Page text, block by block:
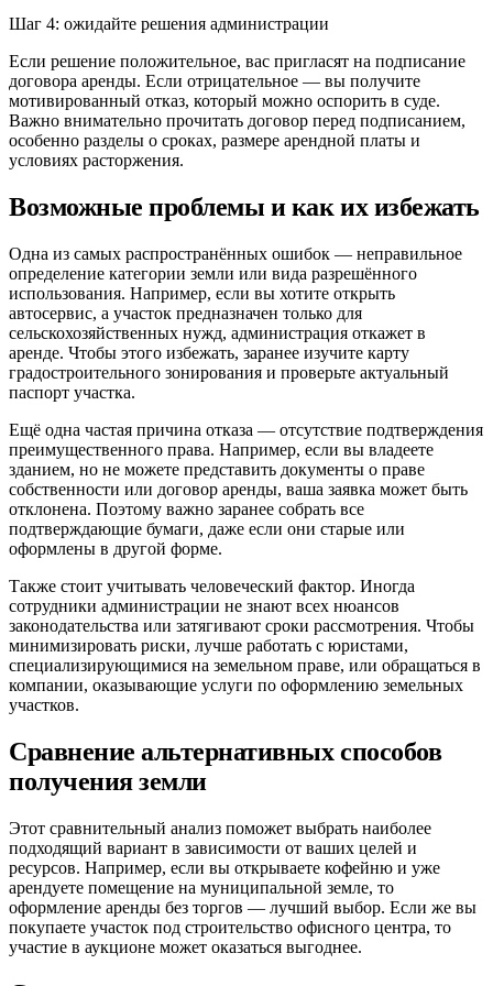
Шаг 4: ожидайте решения администрации
Если решение положительное, вас пригласят на подписание
договора аренды. Если отрицательное — вы получите
мотивированный отказ, который можно оспорить в суде.
Важно внимательно прочитать договор перед подписанием,
особенно разделы о сроках, размере арендной платы и
условиях расторжения.
Возможные проблемы и как их избежать
Одна из самых распространённых ошибок — неправильное
определение категории земли или вида разрешённого
использования. Например, если вы хотите открыть
автосервис, а участок предназначен только для
сельскохозяйственных нужд, администрация откажет в
аренде. Чтобы этого избежать, заранее изучите карту
градостроительного зонирования и проверьте актуальный
паспорт участка.
Ещё одна частая причина отказа — отсутствие подтверждения
преимущественного права. Например, если вы владеете
зданием, но не можете представить документы о праве
собственности или договор аренды, ваша заявка может быть
отклонена. Поэтому важно заранее собрать все
подтверждающие бумаги, даже если они старые или
оформлены в другой форме.
Также стоит учитывать человеческий фактор. Иногда
сотрудники администрации не знают всех нюансов
законодательства или затягивают сроки рассмотрения. Чтобы
минимизировать риски, лучше работать с юристами,
специализирующимися на земельном праве, или обращаться в
компании, оказывающие услуги по оформлению земельных
участков.
Сравнение альтернативных способов
получения земли
Этот сравнительный анализ поможет выбрать наиболее
подходящий вариант в зависимости от ваших целей и
ресурсов. Например, если вы открываете кофейню и уже
арендуете помещение на муниципальной земле, то
оформление аренды без торгов — лучший выбор. Если же вы
покупаете участок под строительство офисного центра, то
участие в аукционе может оказаться выгоднее.